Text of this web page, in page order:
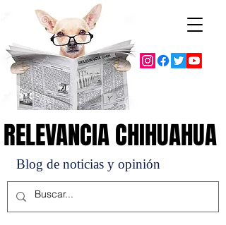
Blog de noticias y opinión
RELEVANCIA CHIHUAHUA
RELEVANCIA CHIHUAHUA